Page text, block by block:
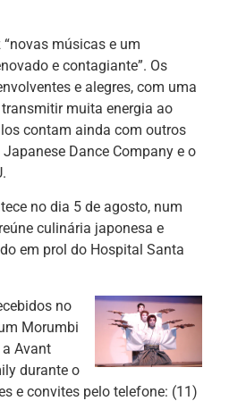
músicas e um
e contagiante”. Os
e alegres, com uma
muita energia ao
contam ainda com outros
Dance Company e o
no dia 5 de agosto, num
culinária japonesa e
em prol do Hospital Santa
no
Morumbi
Avant
durante o
e convites pelo telefone: (11)